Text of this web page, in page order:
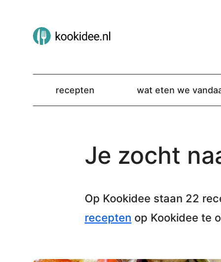
recepten wat eten we
Je zocht
Op Kookidee staan 22
recepten op Kookidee te